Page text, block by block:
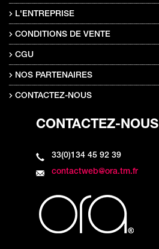
L'ENTREPRISE
CONDITIONS DE VENTE
CGU
NOS PARTENAIRES
CONTACTEZ-NOUS
CONTACTEZ-NOUS
33(0)134 45 92 39
contactweb@ora.tm.fr